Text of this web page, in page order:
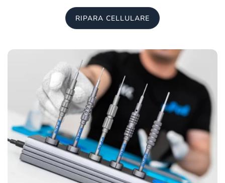
RIPARA CELLULARE